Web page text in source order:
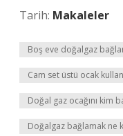
Tarih: Makaleler
Boş eve doğalgaz
Cam set üstü ocak
Doğal gaz ocağını kim
Doğalgaz bağlamak ne